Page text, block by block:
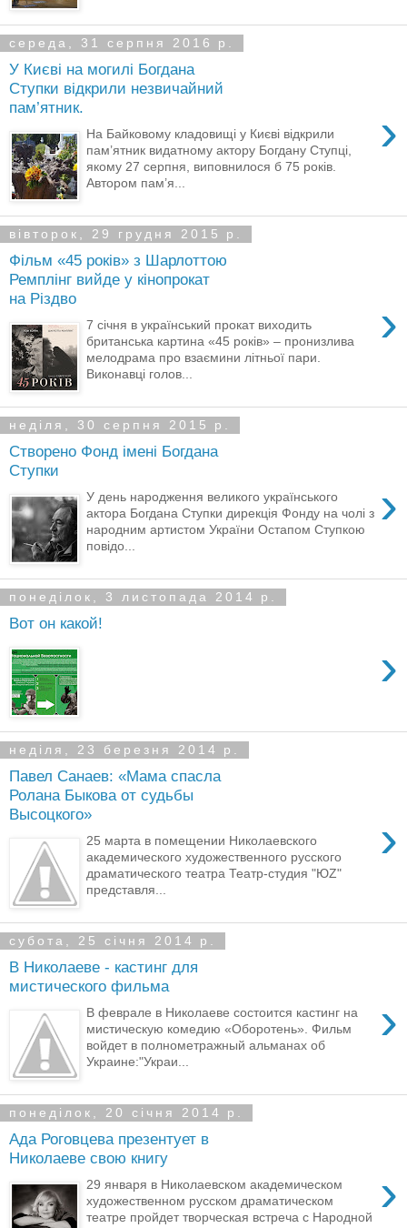
середа, 31 серпня 2016 р.
У Києві на могилі Богдана
Ступки відкрили незвичайний
пам’ятник.
›
На Байковому кладовищі у Києві відкрили
пам’ятник видатному актору Богдану Ступці,
якому 27 серпня, виповнилося б 75 років.
Автором пам’я...
вівторок, 29 грудня 2015 р.
Фільм «45 років» з Шарлоттою
Ремплінг вийде у кінопрокат
на Різдво
›
7 січня в український прокат виходить
британська картина «45 років» – пронизлива
мелодрама про взаємини літньої пари.
Виконавці голов...
неділя, 30 серпня 2015 р.
Створено Фонд імені Богдана
Ступки
›
У день народження великого українського
актора Богдана Ступки дирекція Фонду на чолі з
народним артистом України Остапом Ступкою
повідо...
понеділок, 3 листопада 2014 р.
Вот он какой!
›
неділя, 23 березня 2014 р.
Павел Санаев: «Мама спасла
Ролана Быкова от судьбы
Высоцкого»
›
25 марта в помещении Николаевского
академического художественного русского
драматического театра Театр-студия "ЮZ"
представля...
субота, 25 січня 2014 р.
В Николаеве - кастинг для
мистического фильма
›
В феврале в Николаеве состоится кастинг на
мистическую комедию «Оборотень». Фильм
войдет в полнометражный альманах об
Украине:"Украи...
понеділок, 20 січня 2014 р.
Ада Роговцева презентует в
Николаеве свою книгу
›
29 января в Николаевском академическом
художественном русском драматическом
театре пройдет творческая встреча с Народной